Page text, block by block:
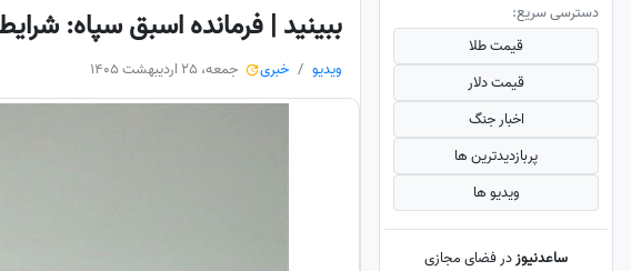
ببینید | فرمانده اسبق سپاه:
ویدیو خبری جمعه، 25 اردیبهشت 1405
دسترسی سریع:
قیمت طلا
قیمت دلار
اخبار جنگ
پربازدید‌ترین ها
ویدیو ها
ساعدنیوزدر فضای مجازی